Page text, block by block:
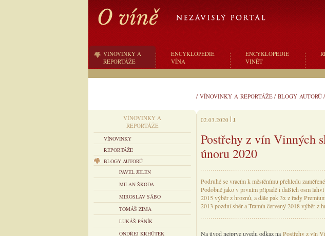
VÍNOVINKY A
REPORTÁŽE
ENCYKLOPEDIE
VÍNA
ENCYKLOPEDIE
VINĚT
/ VÍNOVINKY A REPORTÁŽE / BLOGY AUTORŮ /
VÍNOVINKY A
REPORTÁŽE
VÍNOVINKY
REPORTÁŽE
BLOGY AUTORŮ
PAVEL JELEN
MILAN ŠKODA
MIROSLAV SÁBO
TOMÁŠ ZIMA
LUKÁŠ PÁNÍK
ONDŘEJ KRHŮTEK
02.03.2020 J.
Postřehy z vín Vinných
únoru 2020
Podruhé se vracím k měsíčnímu přehledu
Podobně jako v prvním případě i dalších osm
2015 výběr z hroznů, a dále pak 3x z řady
2013 pozdní sběr a Tramín červený 2018 výběr z
Na úvod nejprve uvedu odkaz na Postřehy z vín